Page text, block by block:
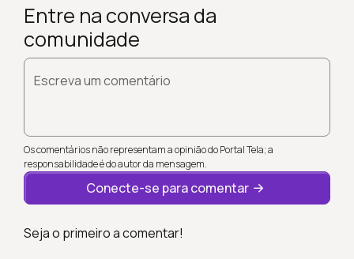
Entre na conversa da
comunidade
Escreva um comentário
Os comentários não representam a opinião do Portal Tela; a
responsabilidade é do autor da mensagem.
Conecte-se para comentar
Seja o primeiro a comentar!